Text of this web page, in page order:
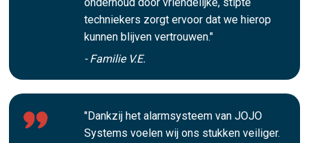
techniekers zorgt ervoor dat we hierop
kunnen blijven vertrouwen."
- Familie V.E.
"Dankzij het alarmsysteem van JOJO
Systems voelen wij ons stukken veiliger.